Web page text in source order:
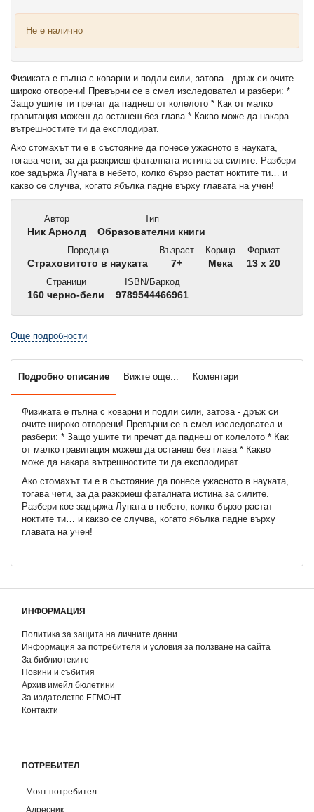
Не е налично
Физиката е пълна с коварни и подли сили, затова - дръж си очите
широко отворени! Превърни се в смел изследовател и разбери: *
Защо ушите ти пречат да паднеш от колелото * Как от малко
гравитация можеш да останеш без глава * Какво може да накара
вътрешностите ти да експлодират.
Ако стомахът ти е в състояние да понесе ужасното в науката,
тогава чети, за да разкриеш фаталната истина за силите. Разбери
кое задържа Луната в небето, колко бързо растат ноктите ти… и
какво се случва, когато ябълка падне върху главата на учен!
Автор
Ник Арнолд
Тип
Образователни книги
Поредица
Страховитото в науката
Възраст
7+
Корица
Мека
Формат
13 x 20
Страници
160 черно-бели
ISBN/Баркод
9789544466961
Още подробности
Подробно описание Вижте още... Коментари
Физиката е пълна с коварни и подли сили, затова - дръж си
очите широко отворени! Превърни се в смел изследовател и
разбери: * Защо ушите ти пречат да паднеш от колелото * Как
от малко гравитация можеш да останеш без глава * Какво
може да накара вътрешностите ти да експлодират.
Ако стомахът ти е в състояние да понесе ужасното в науката,
тогава чети, за да разкриеш фаталната истина за силите.
Разбери кое задържа Луната в небето, колко бързо растат
ноктите ти… и какво се случва, когато ябълка падне върху
главата на учен!
ИНФОРМАЦИЯ
Политика за защита на личните данни
Информация за потребителя и условия за ползване на сайта
За библиотеките
Новини и събития
Архив имейл бюлетини
За издателство ЕГМОНТ
Контакти
ПОТРЕБИТЕЛ
Моят потребител
Адресник